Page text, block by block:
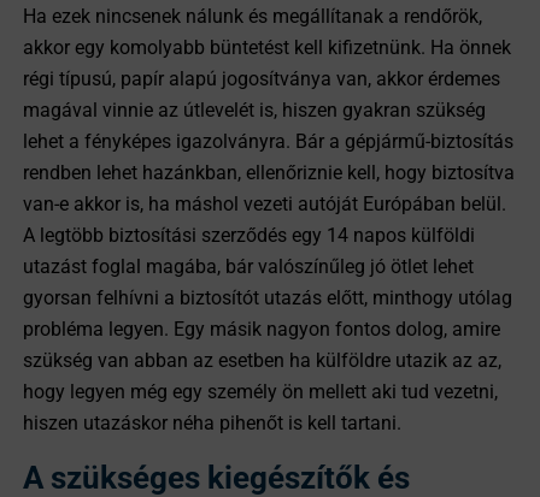
Ha ezek nincsenek nálunk és megállítanak a rendőrök,
akkor egy komolyabb büntetést kell kifizetnünk. Ha önnek
régi típusú, papír alapú jogosítványa van, akkor érdemes
magával vinnie az útlevelét is, hiszen gyakran szükség
lehet a fényképes igazolványra. Bár a gépjármű-biztosítás
rendben lehet hazánkban, ellenőriznie kell, hogy biztosítva
van-e akkor is, ha máshol vezeti autóját Európában belül.
A legtöbb biztosítási szerződés egy 14 napos külföldi
utazást foglal magába, bár valószínűleg jó ötlet lehet
gyorsan felhívni a biztosítót utazás előtt, minthogy utólag
probléma legyen. Egy másik nagyon fontos dolog, amire
szükség van abban az esetben ha külföldre utazik az az,
hogy legyen még egy személy ön mellett aki tud vezetni,
hiszen utazáskor néha pihenőt is kell tartani.
A szükséges kiegészítők és